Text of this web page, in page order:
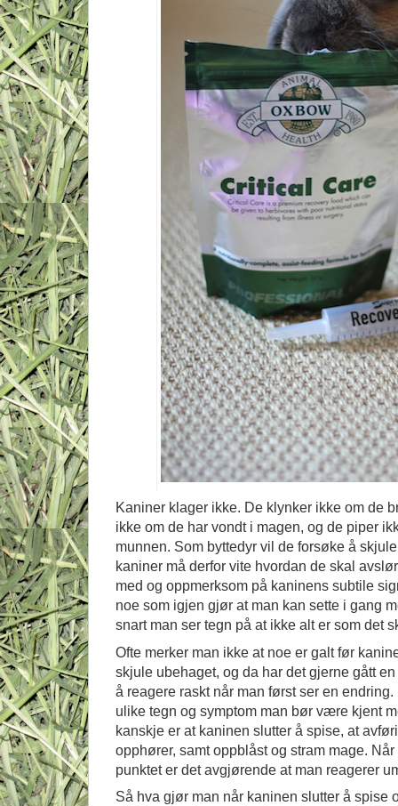
Kaniner klager ikke. De klynker ikke om de
ikke om de har vondt i magen, og de piper
munnen. Som byttedyr vil de forsøke å
kaniner må derfor vite hvordan de skal
med og oppmerksom på kaninens subtile
noe som igjen gjør at man kan sette i gang
snart man ser tegn på at ikke alt er som det
Ofte merker man ikke at noe er galt før
skjule ubehaget, og da har det gjerne gått
å reagere raskt når man først ser en
ulike tegn og symptom man bør være kjent
kanskje er at kaninen slutter å spise, at
opphører, samt oppblåst og stram mage.
punktet er det avgjørende at man reagerer
Så hva gjør man når kaninen slutter å spise